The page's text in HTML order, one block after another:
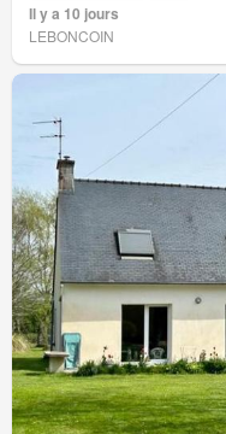
Il y a 10 jours
LEBONCOIN